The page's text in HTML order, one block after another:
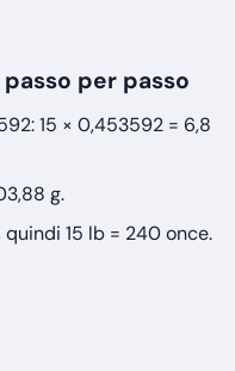
per passo
15 × 0,453592 = 6,8
g.
15 lb = 240 once.